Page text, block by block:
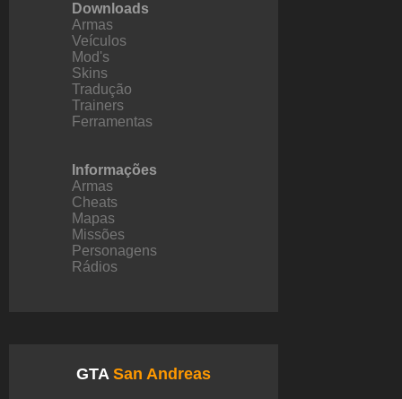
Downloads
Armas
Veículos
Mod's
Skins
Tradução
Trainers
Ferramentas
Informações
Armas
Cheats
Mapas
Missões
Personagens
Rádios
GTA San Andreas